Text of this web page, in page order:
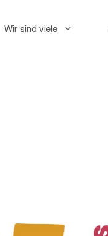
Wir sind viele